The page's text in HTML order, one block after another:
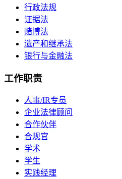
行政法规
证据法
赌博法
遗产和继承法
银行与金融法
工作职责
人事/IR专员
企业法律顾问
合作伙伴
合规官
学术
学生
实践经理